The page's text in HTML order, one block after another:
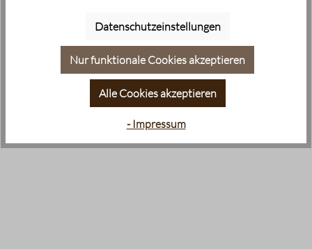
Datenschutzeinstellungen
Nur funktionale Cookies akzeptieren
Alle Cookies akzeptieren
- Impressum